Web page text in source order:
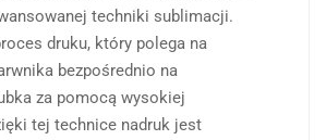
techniki sublimacji.
druku, który polega na
bezpośrednio na
za pomocą wysokiej
tej technice nadruk jest